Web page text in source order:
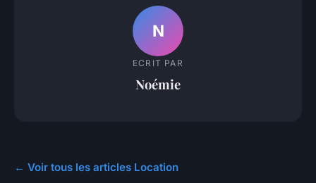
N
ECRIT PAR
Noémie
← Voir tous les articles Location